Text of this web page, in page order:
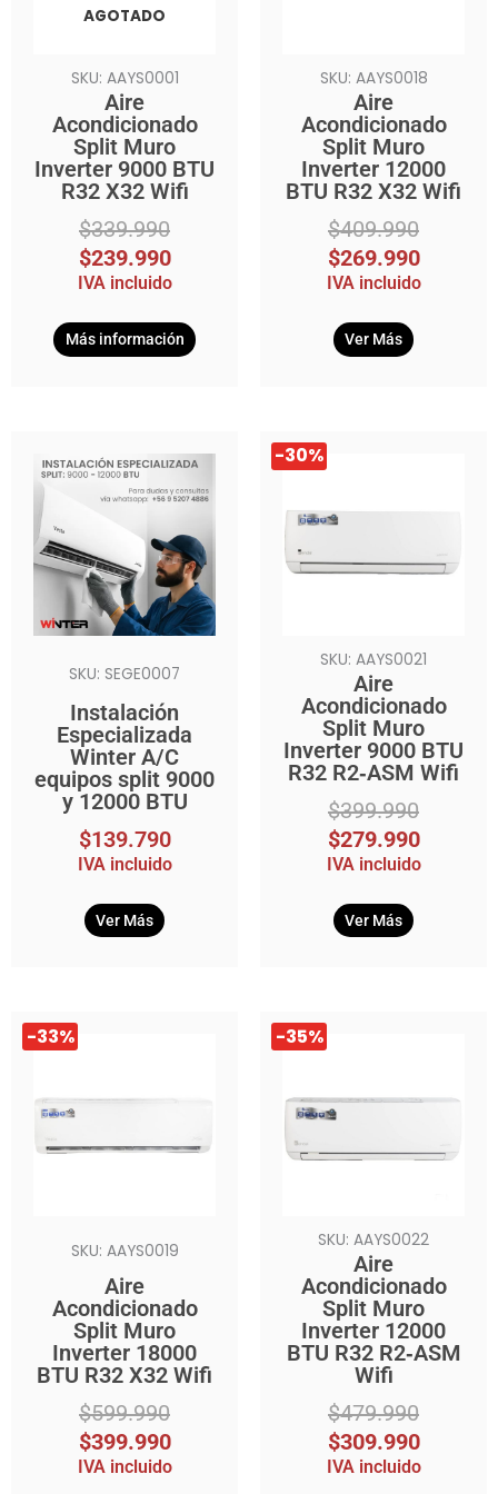
AGOTADO
SKU: AAYS0001
Aire
Acondicionado
Split Muro
Inverter 9000 BTU
R32 X32 Wifi
$339.990
$239.990
IVA incluido
Más información
SKU: AAYS0018
Aire
Acondicionado
Split Muro
Inverter 12000
BTU R32 X32 Wifi
$409.990
$269.990
IVA incluido
Ver Más
SKU: SEGE0007
Instalación
Especializada
Winter A/C
equipos split 9000
y 12000 BTU
$139.790
IVA incluido
Ver Más
-30%
SKU: AAYS0021
Aire
Acondicionado
Split Muro
Inverter 9000 BTU
R32 R2‑ASM Wifi
$399.990
El
precio
era:
$399.990.
$279.990
El
precio
es:
$279.990.
IVA incluido
Ver Más
-33%
SKU: AAYS0019
Aire
Acondicionado
Split Muro
Inverter 18000
BTU R32 X32 Wifi
$599.990
El
precio
era:
$599.990.
$399.990
El
precio
es:
$399.990.
IVA incluido
-35%
SKU: AAYS0022
Aire
Acondicionado
Split Muro
Inverter 12000
BTU R32 R2‑ASM
Wifi
$479.990
El
precio
era:
$479.990.
$309.990
El
precio
es:
$309.990.
IVA incluido